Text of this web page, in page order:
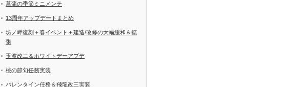
菖蒲の季節ミニメンテ
13周年アップデートまとめ
坊ノ岬復刻＋春イベント＋建造/改修の大幅緩和＆拡
張
玉波改二＆ホワイトデーアプデ
桃の節句任務実装
バレンタイン任務＆飛龍改三実装